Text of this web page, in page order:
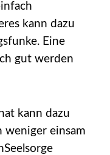
kann dazu
Eine
gut werden
kann dazu
weniger einsam